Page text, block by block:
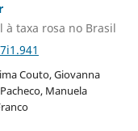
taxa rosa no Brasil
Couto, Giovanna
Manuela